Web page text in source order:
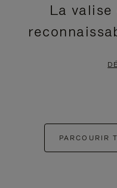
La
PARCOURIR